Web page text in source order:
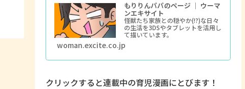
もりりんパパのページ ｜ ウーマ
ンエキサイト
怪獣たち家族との穏やか(!?)な日々
の生活を3DSやタブレットを活用し
て描いています。
woman.excite.co.jp
クリックすると連載中の育児漫画にとびます！